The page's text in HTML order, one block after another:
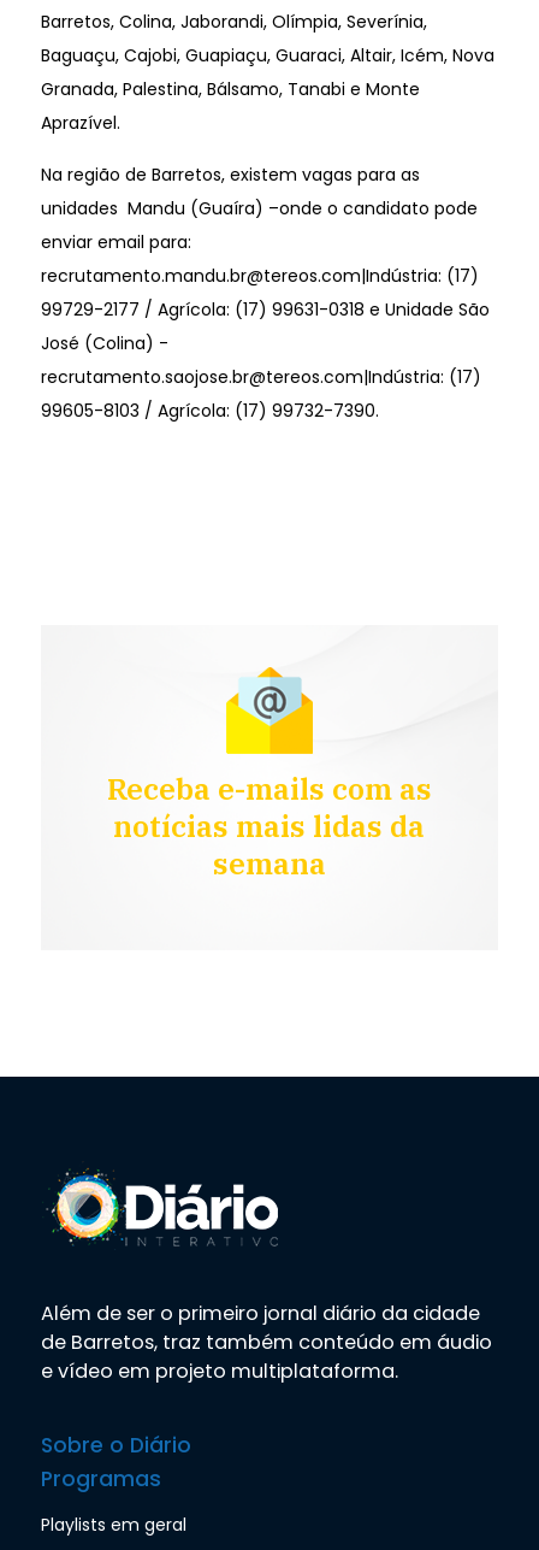
Barretos, Colina, Jaborandi, Olímpia, Severínia,
Baguaçu, Cajobi, Guapiaçu, Guaraci, Altair, Icém, Nova
Granada, Palestina, Bálsamo, Tanabi e Monte
Aprazível.
Na região de Barretos, existem vagas para as
unidades Mandu (Guaíra) –onde o candidato pode
enviar email para:
recrutamento.mandu.br@tereos.com|Indústria: (17)
99729-2177 / Agrícola: (17) 99631-0318 e Unidade São
José (Colina) -
recrutamento.saojose.br@tereos.com|Indústria: (17)
99605-8103 / Agrícola: (17) 99732-7390.
Receba e-mails com as
notícias mais lidas da
semana
Além de ser o primeiro jornal diário da cidade
de Barretos, traz também conteúdo em áudio
e vídeo em projeto multiplataforma.
Sobre o Diário
Programas
Playlists em geral